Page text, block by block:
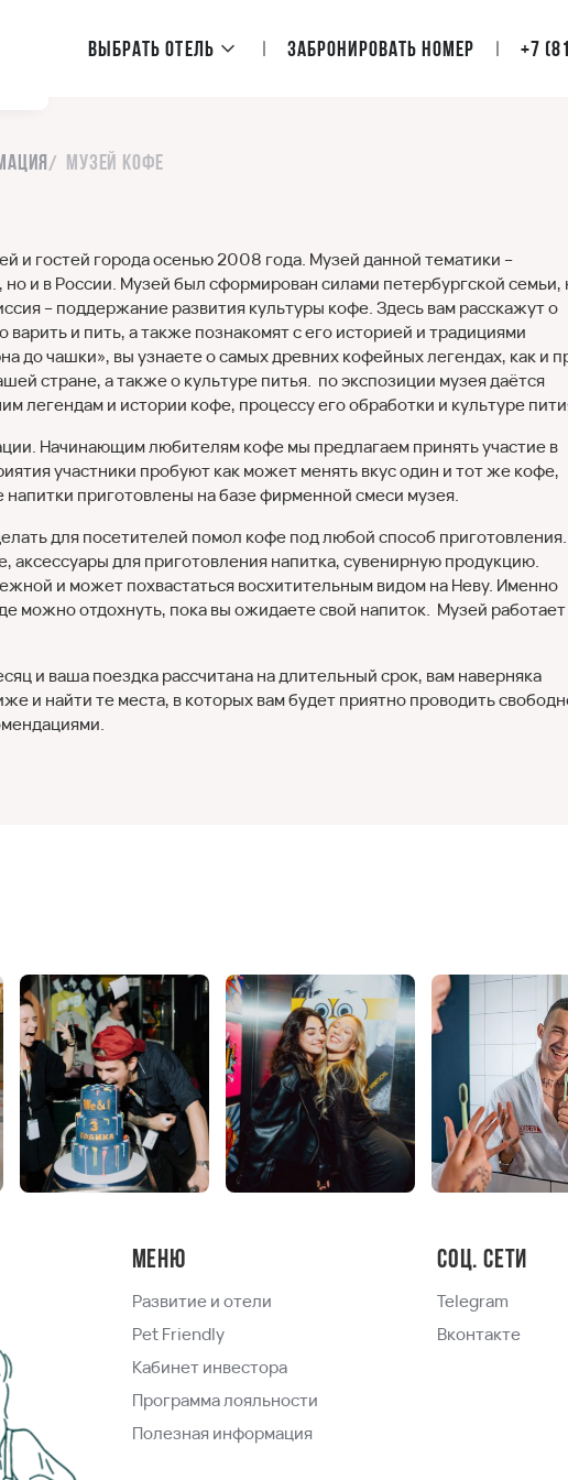
Выбрать отель Забронировать номер +7
Музей кофе
и гостей города осенью 2008 года. Музей данной тематики –
и в России. Музей был сформирован силами петербургской семьи,
– поддержание развития культуры кофе. Здесь вам расскажут о
варить и пить, а также познакомят с его историей и традициями
до чашки», вы узнаете о самых древних кофейных легендах, как и
стране, а также о культуре питья. по экспозиции музея даётся
легендам и истории кофе, процессу его обработки и культуре
Начинающим любителям кофе мы предлагаем принять участие в
участники пробуют как может менять вкус один и тот же кофе,
приготовлены на базе фирменной смеси музея.
для посетителей помол кофе под любой способ приготовления.
для приготовления напитка, сувенирную продукцию.
и может похвастаться восхитительным видом на Неву. Именно
можно отдохнуть, пока вы ожидаете свой напиток. Музей работает
и ваша поездка рассчитана на длительный срок, вам наверняка
и найти те места, в которых вам будет приятно проводить
Меню
Развитие и отели
Pet Friendly
Кабинет инвестора
Программа лояльности
Полезная информация
Соц. сети
Telegram
Вконтакте